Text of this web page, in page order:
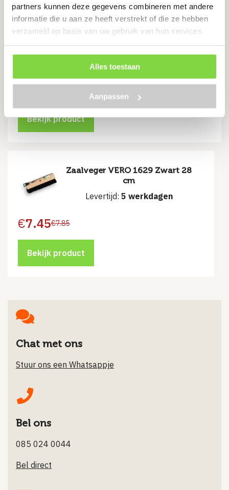
partners kunnen deze gegevens combineren met andere
informatie die u aan ze heeft verstrekt of die ze hebben
verzameld op basis van uw gebruik van hun services.
Alles toestaan
Aanpassen
Spiraal boombeschermer grijs
Levertijd: 5 werkdagen
€144.41
Bekijk product
Zaalveger VERO 1629 Zwart 28
cm
Levertijd: 5 werkdagen
€7.85
Oorspronkelijke
was:
€7.85.
€7.45
Huidige
is:
€7.45.
Bekijk product
Chat met ons
Stuur ons een Whatsappje
Bel ons
085 024 0044
Bel direct